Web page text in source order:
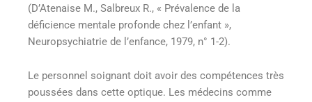
(D’Atenaise M., Salbreux R., « Prévalence de la
déficience mentale profonde chez l’enfant »,
Neuropsychiatrie de l’enfance, 1979, n° 1-2).
Le personnel soignant doit avoir des compétences très
poussées dans cette optique. Les médecins comme